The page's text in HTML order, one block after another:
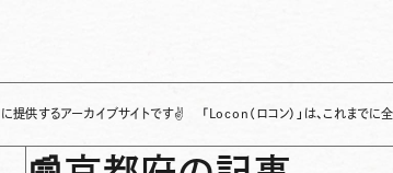
ーカイブサイトです✌ 「Locon（ロコン）」は、これまでに全国各地